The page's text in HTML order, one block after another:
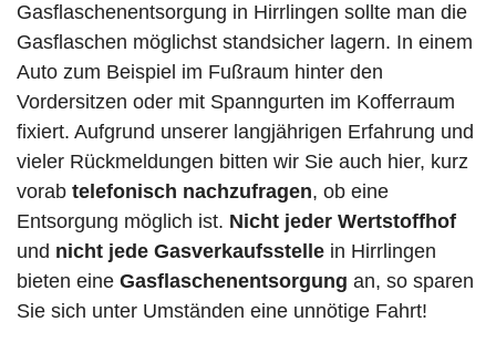
Gasflaschenentsorgung in Hirrlingen sollte man die
Gasflaschen möglichst standsicher lagern. In einem
Auto zum Beispiel im Fußraum hinter den
Vordersitzen oder mit Spanngurten im Kofferraum
fixiert. Aufgrund unserer langjährigen Erfahrung und
vieler Rückmeldungen bitten wir Sie auch hier, kurz
vorab telefonisch nachzufragen, ob eine
Entsorgung möglich ist. Nicht jeder Wertstoffhof
und nicht jede Gasverkaufsstelle in Hirrlingen
bieten eine Gasflaschenentsorgung an, so sparen
Sie sich unter Umständen eine unnötige Fahrt!